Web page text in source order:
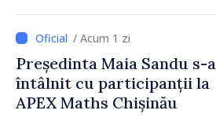
Strategică și Contracarare
Dezinformării
/ Acum 1 zi
Președinta Maia Sandu s-a
întâlnit cu participanții la
APEX Maths Chișinău